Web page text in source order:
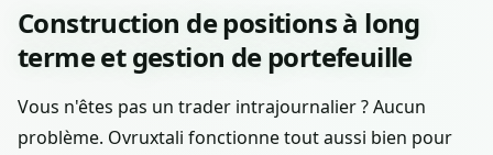
Construction de positions à long
terme et gestion de portefeuille
Vous n'êtes pas un trader intrajournalier ? Aucun
problème. Ovruxtali fonctionne tout aussi bien pour